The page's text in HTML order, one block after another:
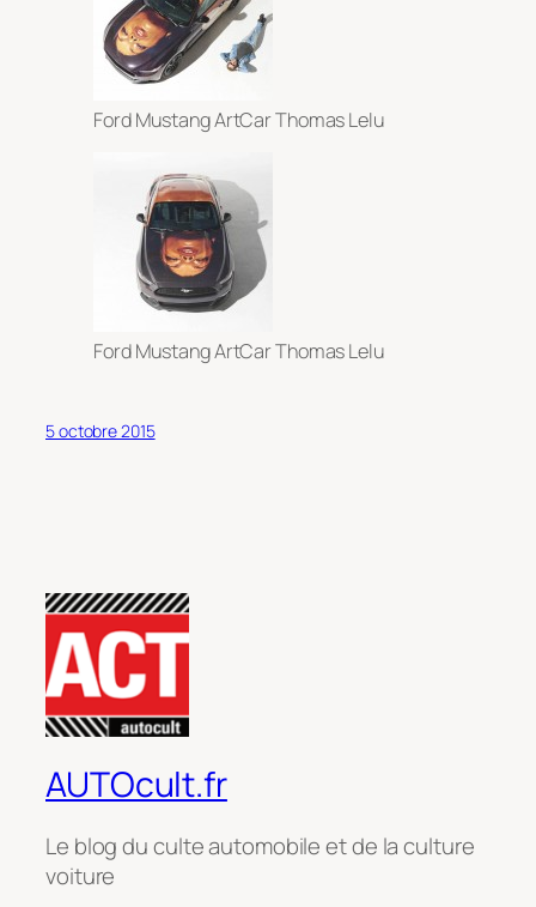
Ford Mustang ArtCar Thomas Lelu
Ford Mustang ArtCar Thomas Lelu
5 octobre 2015
AUTOcult.fr
Le blog du culte automobile et de la culture
voiture